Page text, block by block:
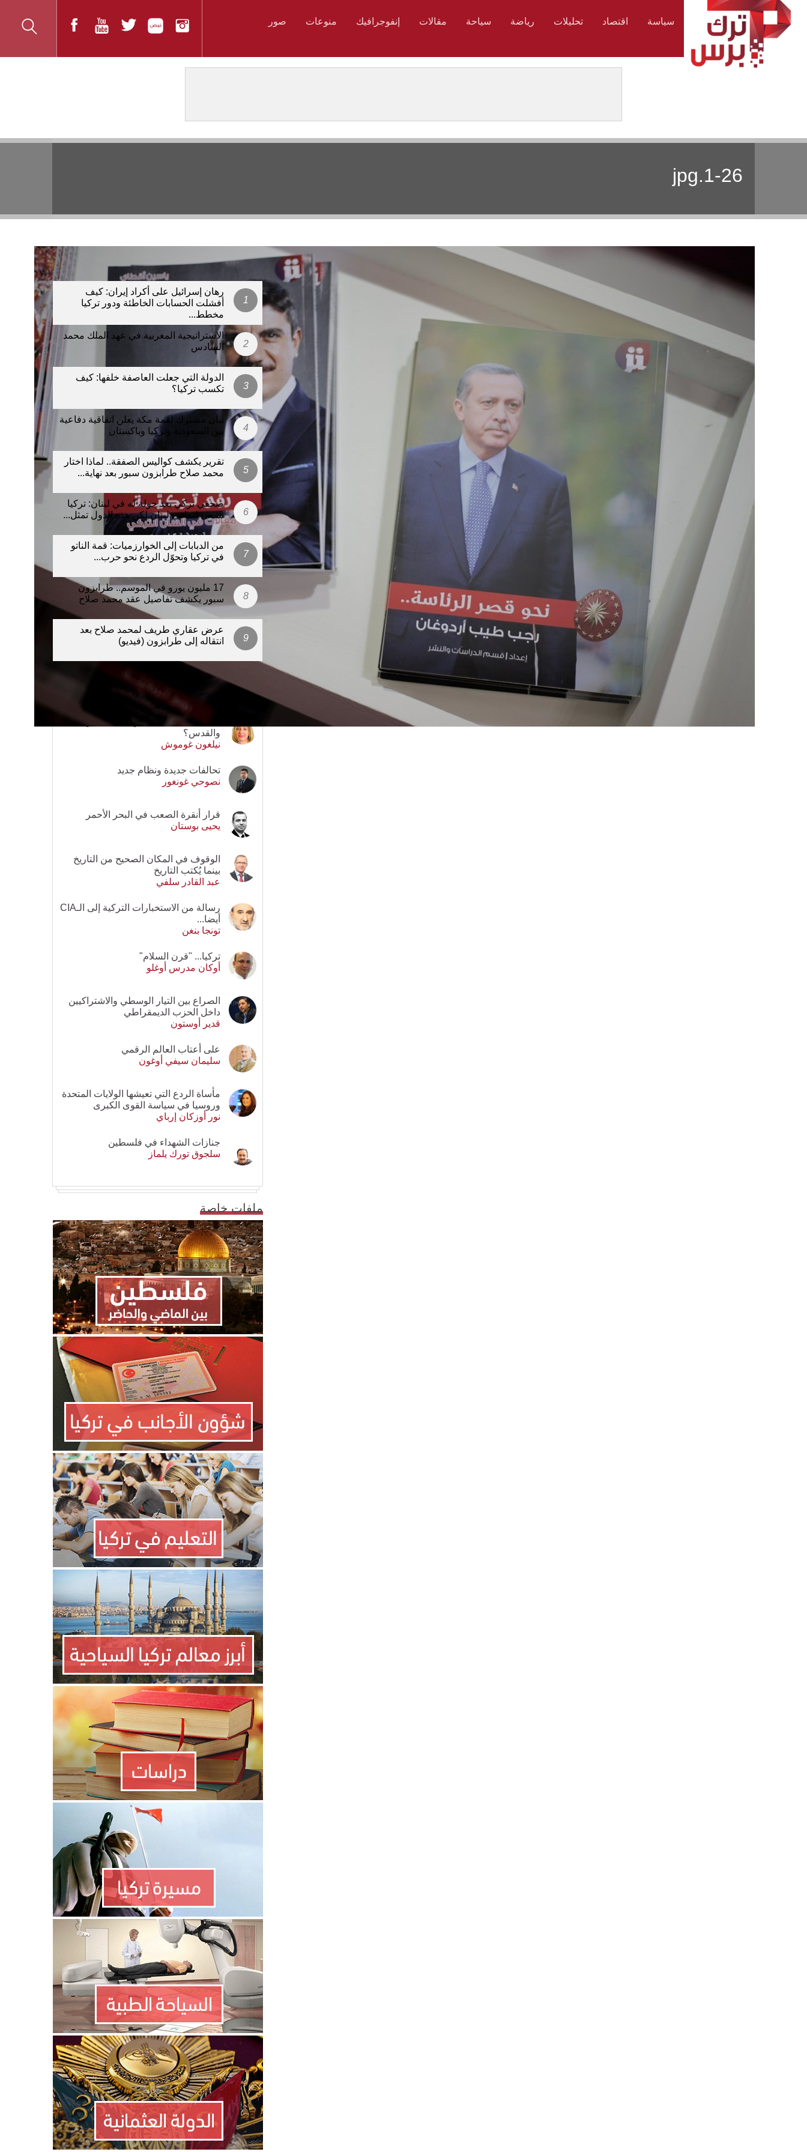
سياسة اقتصاد تحليلات رياضة سياحة مقالات إنفوجرافيك منوعات صور
1-26.jpg
المواضيع الأكثر قراءة
رهان إسرائيل على أكراد إيران: كيف
أفشلت الحسابات الخاطئة ودور تركيا
مخطط...
الاستراتيجية المغربية في عهد الملك محمد
السادس
الدولة التي جعلت العاصفة خلفها: كيف
تكسب تركيا؟
بيان مشترك لقمة مكة يعلن اتفاقية دفاعية
بين السعودية وتركيا وباكستان
تقرير يكشف كواليس الصفقة.. لماذا اختار
محمد صلاح طرابزون سبور بعد نهاية...
صحفي تركي بعد جولة له في لبنان: تركيا
تسعى لتعافي لبنان لكن هذه الدول تمثل...
من الدبابات إلى الخوارزميات: قمة الناتو
في تركيا وتحوّل الردع نحو حرب...
17 مليون يورو في الموسم.. طرابزون
سبور يكشف تفاصيل عقد محمد صلاح
عرض عقاري طريف لمحمد صلاح بعد
انتقاله إلى طرابزون (فيديو)
مواضيع الكتاب
لماذا يتصاعد العنف في الضفة الغربية
والقدس؟
نيلغون غوموش
تحالفات جديدة ونظام جديد
نصوحي غونغور
قرار أنقرة الصعب في البحر الأحمر
يحيى بوستان
الوقوف في المكان الصحيح من التاريخ
بينما يُكتب التاريخ
عبد القادر سلفي
رسالة من الاستخبارات التركية إلى الـCIA
أيضا...
تونجا بنغن
تركيا... "قرن السلام"
أوكان مدرس أوغلو
الصراع بين التيار الوسطي والاشتراكيين
داخل الحزب الديمقراطي
قدير أوستون
على أعتاب العالم الرقمي
سليمان سيفي أوغون
مأساة الردع التي تعيشها الولايات المتحدة
وروسيا في سياسة القوى الكبرى
نور أوزكان إرباي
جنازات الشهداء في فلسطين
سلجوق تورك يلماز
ملفات خاصة